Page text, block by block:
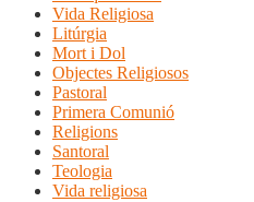
Vida Religiosa
Litúrgia
Mort i Dol
Objectes Religiosos
Pastoral
Primera Comunió
Religions
Santoral
Teologia
Vida religiosa